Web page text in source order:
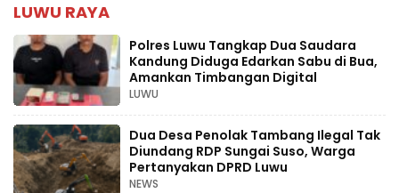
LUWU RAYA
Polres Luwu Tangkap Dua Saudara
Kandung Diduga Edarkan Sabu di Bua,
Amankan Timbangan Digital
LUWU
Dua Desa Penolak Tambang Ilegal Tak
Diundang RDP Sungai Suso, Warga
Pertanyakan DPRD Luwu
NEWS